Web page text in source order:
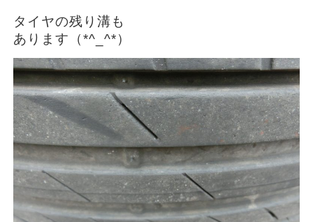
タイヤの残り溝も
あります（*^_^*）